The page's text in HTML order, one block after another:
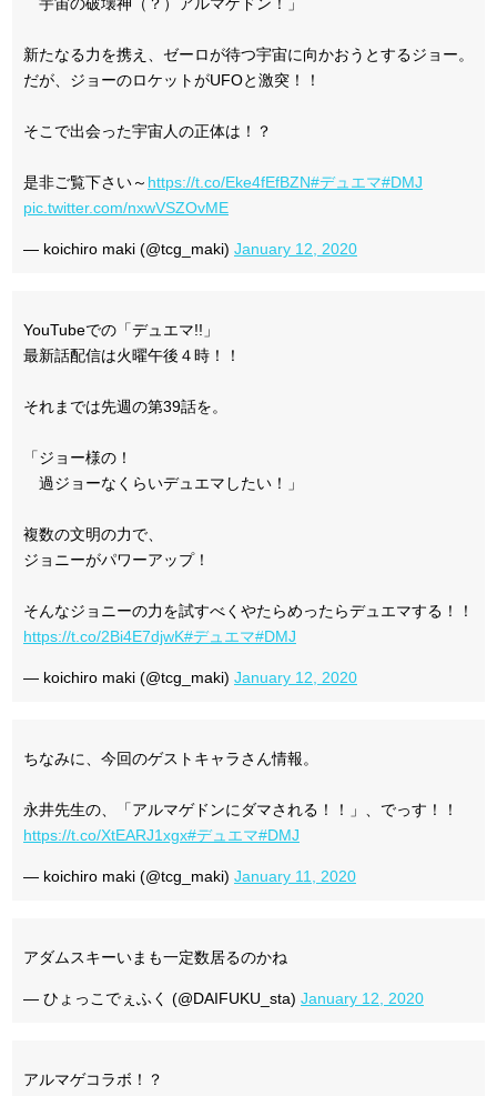
新たなる力を携え、ゼーロが待つ宇宙に向かおうとするジョー。
だが、ジョーのロケットがUFOと激突！！
そこで出会った宇宙人の正体は！？
是非ご覧下さい～ https://t.co/Eke4fEfBZN#デュエマ#DMJ
pic.twitter.com/nxwVSZOvME
— koichiro maki (@tcg_maki) January 12, 2020
YouTubeでの「デュエマ!!」
最新話配信は火曜午後４時！！
それまでは先週の第39話を。
「ジョー様の！
過ジョーなくらいデュエマしたい！」
複数の文明の力で、
ジョニーがパワーアップ！
そんなジョニーの力を試すべくやたらめったらデュエマする！！
https://t.co/2Bi4E7djwK#デュエマ#DMJ
— koichiro maki (@tcg_maki) January 12, 2020
ちなみに、今回のゲストキャラさん情報。
永井先生の、「アルマゲドンにダマされる！！」、でっす！！
https://t.co/XtEARJ1xgx#デュエマ#DMJ
— koichiro maki (@tcg_maki) January 11, 2020
アダムスキーいまも一定数居るのかね
— ひょっこでぇふく (@DAIFUKU_sta) January 12, 2020
アルマゲコラボ！？